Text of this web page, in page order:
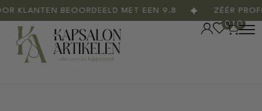
KLANTEN BEOORDEELD MET EEN 9.8 ZÉÉR
0 0